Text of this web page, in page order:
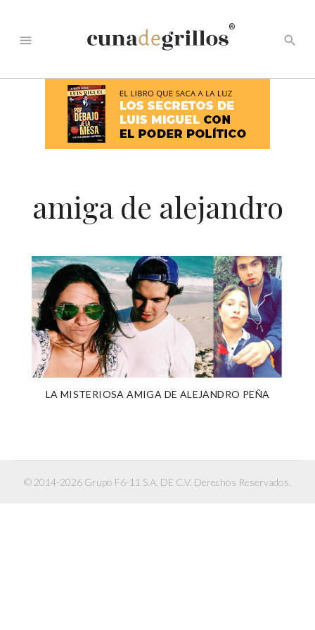
menu
®
search
amiga de alejandro
LA MISTERIOSA AMIGA DE ALEJANDRO PEÑA
© 2014-2026 Grupo F6-11 S.A. DE C.V. Derechos Reservados.